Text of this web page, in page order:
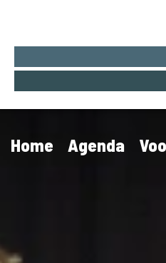
Home Agenda